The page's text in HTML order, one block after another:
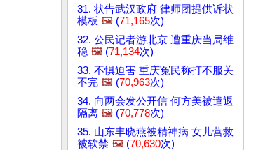
31. 状告武汉政府 律师团提供诉状
模板 🖼️ (71,165次)
32. 公民记者游北京 遭重庆当局维
稳 🖼️ (71,134次)
33. 不惧迫害 重庆冤民称打不服关
不完 🖼️ (70,963次)
34. 向两会发公开信 何方美被遣返
隔离 🖼️ (70,778次)
35. 山东丰晓燕被精神病 女儿营救
被软禁 🖼️ (70,630次)